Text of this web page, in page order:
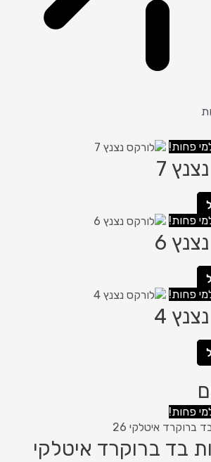
פחות!
7
פחות!
6
פחות!
4
פחות!
בד ברוקרד איטלקי